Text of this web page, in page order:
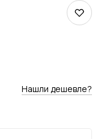
Нашли дешевле?